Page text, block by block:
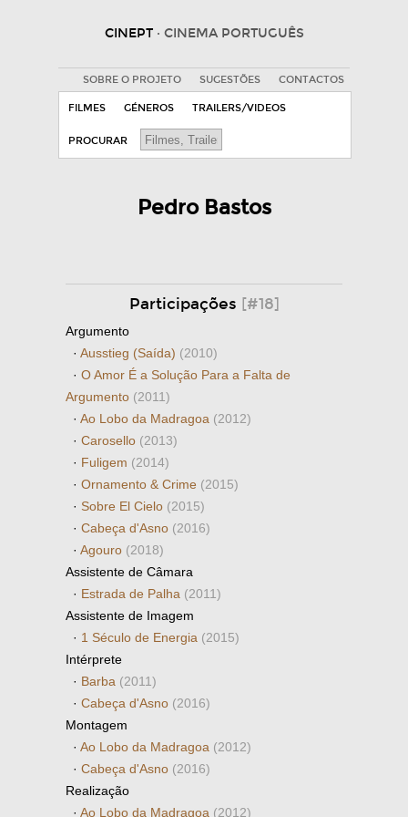
CINEPT · CINEMA PORTUGUÊS
SOBRE O PROJETO SUGESTÕES CONTACTOS
FILMES GÉNEROS TRAILERS/VIDEOS
PROCURAR
Pedro Bastos
Participações [#18]
Argumento
· Ausstieg (Saída) (2010)
· O Amor É a Solução Para a Falta de
Argumento (2011)
· Ao Lobo da Madragoa (2012)
· Carosello (2013)
· Fuligem (2014)
· Ornamento & Crime (2015)
· Sobre El Cielo (2015)
· Cabeça d'Asno (2016)
· Agouro (2018)
Assistente de Câmara
· Estrada de Palha (2011)
Assistente de Imagem
· 1 Século de Energia (2015)
Intérprete
· Barba (2011)
· Cabeça d'Asno (2016)
Montagem
· Ao Lobo da Madragoa (2012)
· Cabeça d'Asno (2016)
Realização
· Ao Lobo da Madragoa (2012)